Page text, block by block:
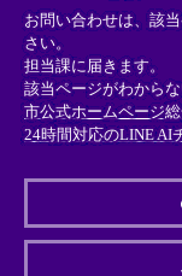
お問い合わせは、該
さい。
担当課に届きます。
該当ページがわから
市公式ホームページ
24時間対応のLINE AI
外
リ
ン